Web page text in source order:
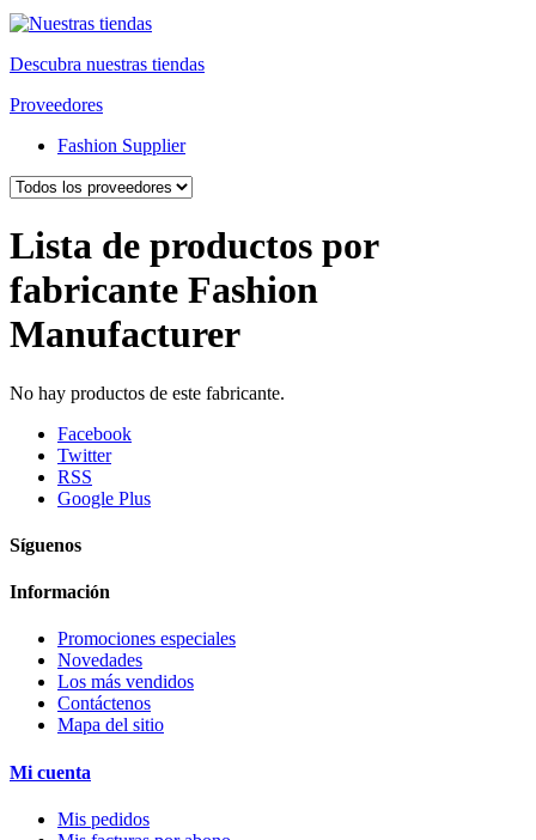
Descubra nuestras tiendas
Proveedores
Fashion Supplier
Lista de productos por
fabricante Fashion
Manufacturer
No hay productos de este fabricante.
Facebook
Twitter
RSS
Google Plus
Síguenos
Información
Promociones especiales
Novedades
Los más vendidos
Contáctenos
Mapa del sitio
Mi cuenta
Mis pedidos